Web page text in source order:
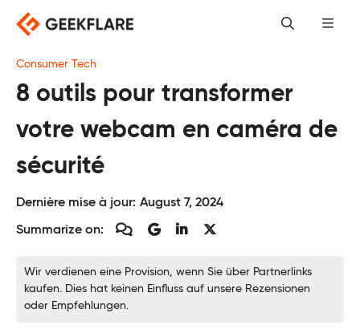
Skip
content
Consumer Tech
8 outils pour transformer
votre webcam en caméra de
sécurité
Dernière mise à jour: August 7, 2024
Summarize on:
Wir verdienen eine Provision, wenn Sie über Partnerlinks
kaufen. Dies hat keinen Einfluss auf unsere Rezensionen
oder Empfehlungen.